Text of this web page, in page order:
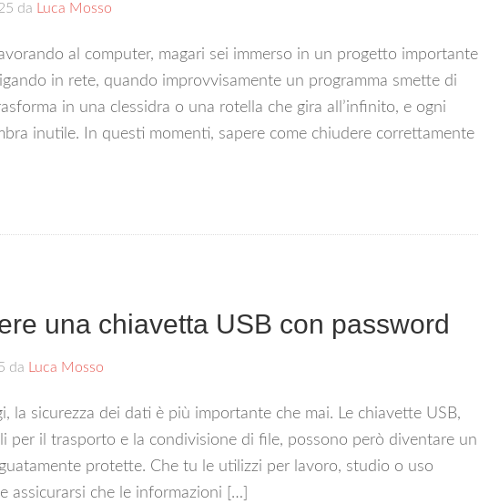
da Luca Mosso
al computer, magari sei immerso in un progetto importante
in rete, quando improvvisamente un programma smette di
in una clessidra o una rotella che gira all’infinito, e ogni
inutile. In questi momenti, sapere come chiudere correttamente
una chiavetta USB con password
da Luca Mosso
la sicurezza dei dati è più importante che mai. Le chiavette USB,
per il trasporto e la condivisione di file, possono però diventare un
protette. Che tu le utilizzi per lavoro, studio o uso
assicurarsi che le informazioni […]